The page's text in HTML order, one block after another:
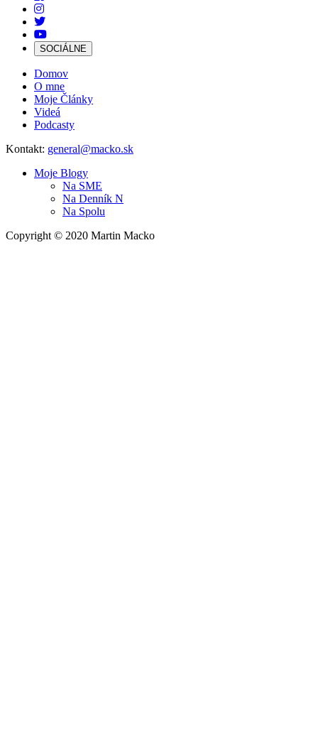
SOCIÁLNE
Domov
O mne
Moje Články
Videá
Podcasty
Kontakt: general@macko.sk
Moje Blogy
Na SME
Na Denník N
Na Spolu
Copyright © 2020 Martin Macko